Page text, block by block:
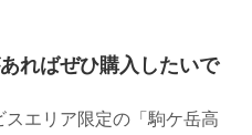
ればぜひ購入したいで
スエリア限定の「駒ケ岳高